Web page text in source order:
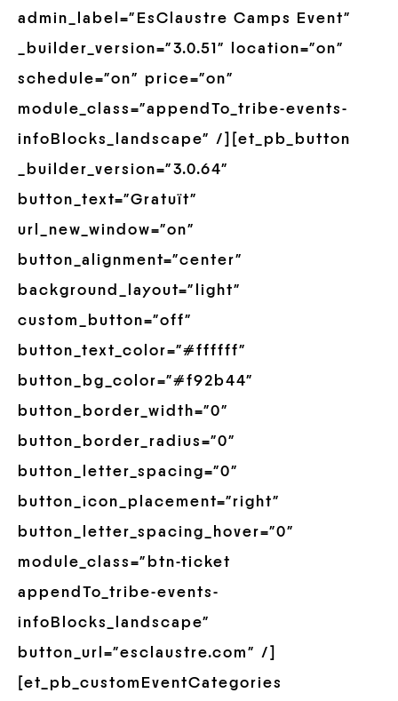
admin_label=”EsClaustre Camps Event”
_builder_version=”3.0.51″ location=”on”
schedule=”on” price=”on”
module_class=”appendTo_tribe-events-
infoBlocks_landscape” /][et_pb_button
_builder_version=”3.0.64″
button_text=”Gratuït”
url_new_window=”on”
button_alignment=”center”
background_layout=”light”
custom_button=”off”
button_text_color=”#ffffff”
button_bg_color=”#f92b44″
button_border_width=”0″
button_border_radius=”0″
button_letter_spacing=”0″
button_icon_placement=”right”
button_letter_spacing_hover=”0″
module_class=”btn-ticket
appendTo_tribe-events-
infoBlocks_landscape”
button_url=”esclaustre.com” /]
[et_pb_customEventCategories